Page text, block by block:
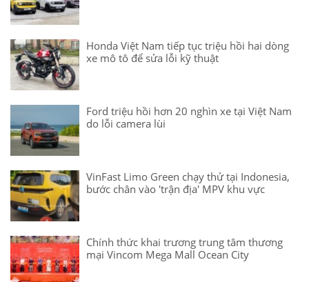
Honda Việt Nam tiếp tục triệu hồi hai dòng
xe mô tô để sửa lỗi kỹ thuật
Ford triệu hồi hơn 20 nghìn xe tại Việt Nam
do lỗi camera lùi
VinFast Limo Green chạy thử tại Indonesia,
bước chân vào 'trận địa' MPV khu vực
Chính thức khai trương trung tâm thương
mại Vincom Mega Mall Ocean City